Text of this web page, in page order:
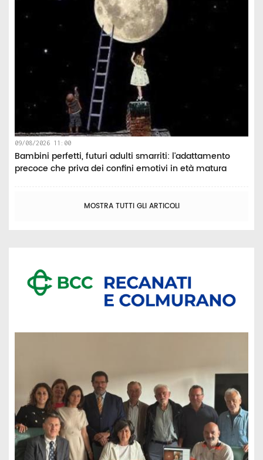
09/08/2026 11:00
Bambini perfetti, futuri adulti smarriti: l'adattamento
precoce che priva dei confini emotivi in età matura
MOSTRA TUTTI GLI ARTICOLI